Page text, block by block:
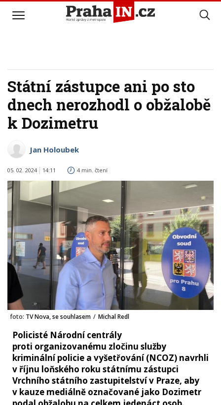
Státní zástupce ani po sto
dnech nerozhodl o obžalobě
k Dozimetru
Jan Holoubek
05. 02. 2024 14:11 4 min. čtení
foto: TV Nova, se souhlasem / Michal Redl
Policisté Národní centrály
proti organizovanému zločinu služby
kriminální policie a vyšetřování (NCOZ) navrhli
v říjnu loňského roku státnímu zástupci
Vrchního státního zastupitelství v Praze, aby
v kauze mediálně označované jako Dozimetr